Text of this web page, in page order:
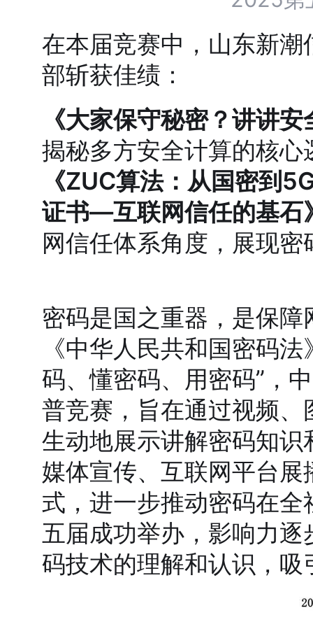
在本届竞赛中，山东新
部斩获佳绩：
《大家保守秘密？讲讲
揭秘多方安全计算的核心
《ZUC算法：从国密到
证书—互联网信任的基石
网信任体系角度，展现密
密码是国之重器，是保
《中华人民共和国密码
码、懂密码、用密码”，
普竞赛，旨在通过视频
生动地展示讲解密码知
媒体宣传、互联网平台
式，进一步推动密码在
五届成功举办，影响力
码技术的理解和认识，